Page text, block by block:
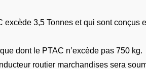
3,5 Tonnes et qui sont conçus
dont le PTAC n’excède pas 750 kg.
routier marchandises sera